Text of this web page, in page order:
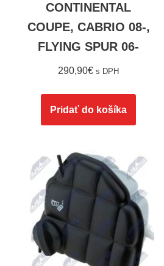
CONTINENTAL
COUPE, CABRIO 08-,
FLYING SPUR 06-
290,90€ s DPH
Pridať do košíka